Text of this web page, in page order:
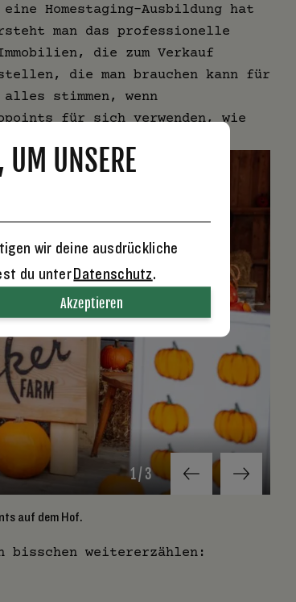
eine Homestaging-Ausbildung hat
man das professionelle
die zum Verkauf
die man brauchen kann für
stimmen, wenn
für sich verwenden, wie
1/3
auf dem Hof.
weitererzählen:
UM UNSERE
wir deine ausdrückliche
du unterDatenschutz.
Akzeptieren